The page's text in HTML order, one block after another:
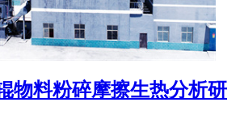
物料粉碎摩擦生热分析研